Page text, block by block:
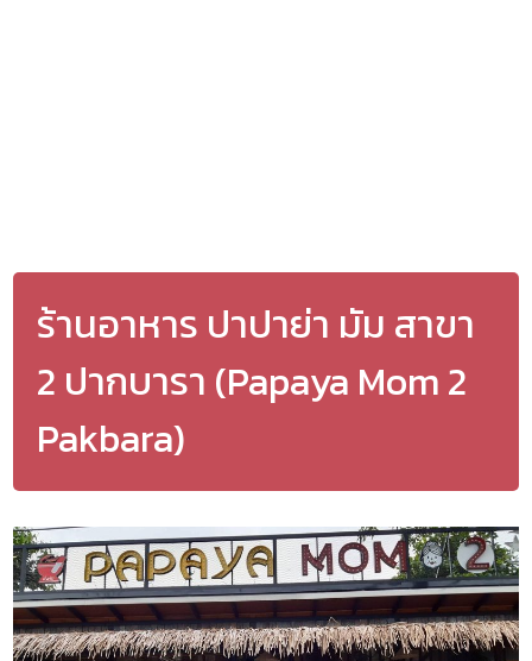
ร้านอาหาร ปาปาย่า มัม สาขา
2 ปากบารา (Papaya Mom 2
Pakbara)